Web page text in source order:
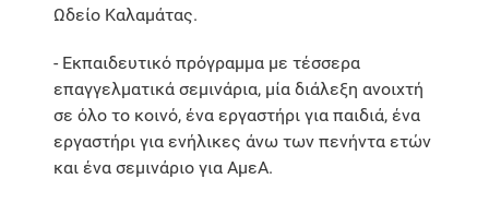
Ωδείο Καλαμάτας.
- Εκπαιδευτικό πρόγραμμα με τέσσερα
επαγγελματικά σεμινάρια, μία διάλεξη ανοιχτή
σε όλο το κοινό, ένα εργαστήρι για παιδιά, ένα
εργαστήρι για ενήλικες άνω των πενήντα ετών
και ένα σεμινάριο για ΑμεΑ.